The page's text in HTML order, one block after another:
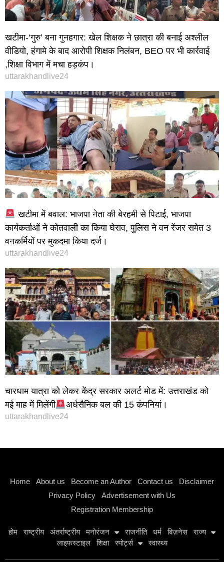
खटीमा-‘गुरु’ बना गुनहगार: खेल शिक्षक ने छात्रा की बनाई अश्लील
वीडियो, हंगामे के बाद आरोपी शिक्षक निलंबन, BEO पर भी कार्रवाई
,शिक्षा विभाग में मचा हड़कंप।
uttarakhandlive24
खटीमा में बवाल: भाजपा नेता की बेरहमी से पिटाई, भाजपा
कार्यकर्ताओं ने कोतवाली का किया घेराव, पुलिस ने वन रेंजर समेत 3
वनकर्मियों पर मुकदमा किया दर्ज।
uttarakhandlive24
चारधाम यात्रा को लेकर केंद्र सरकार अलर्ट मोड में: उत्तराखंड को
मई माह में मिलेंगी
अर्धसैनिक बल की 15 कंपनियां।
uttarakhandlive24
Home About us Become an Author Contact us
Disclaimer
Privacy Policy
Advertisement with Us
Registration Membership
होम राष्ट्रीय अंतर्राष्ट्रीय मनोरंजन राजनीति धर्म बिज़नेस
राज्य
लाइफस्टाइल
शिक्षा स्पोर्ट्स स्वास्थ्य